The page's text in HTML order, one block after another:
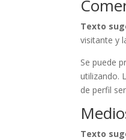
Texto
visitante y
Se puede
utilizando.
de perfil
Texto